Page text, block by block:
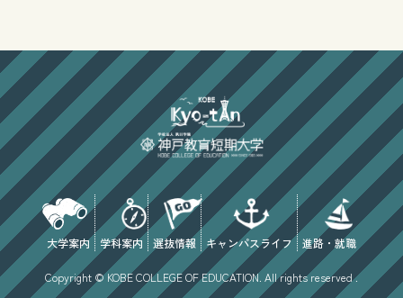
大学案内 学科案内 選抜情報 キャンパスライフ 進路・就職
Copyright © KOBE COLLEGE OF EDUCATION. All rights reserved .